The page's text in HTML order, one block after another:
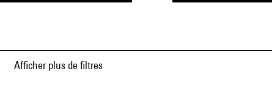
Afficher plus de filtres